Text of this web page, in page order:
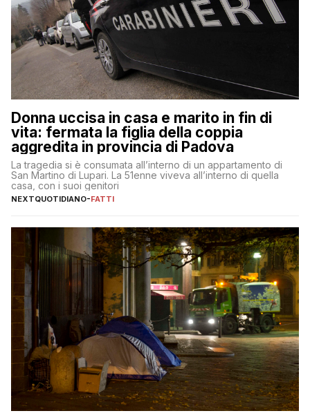
Donna uccisa in casa e marito in fin di
vita: fermata la figlia della coppia
aggredita in provincia di Padova
La tragedia si è consumata all’interno di un appartamento di
San Martino di Lupari. La 51enne viveva all’interno di quella
casa, con i suoi genitori
NEXTQUOTIDIANO-FATTI